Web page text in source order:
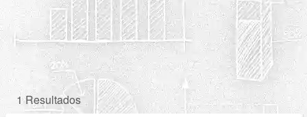
1 Resultados